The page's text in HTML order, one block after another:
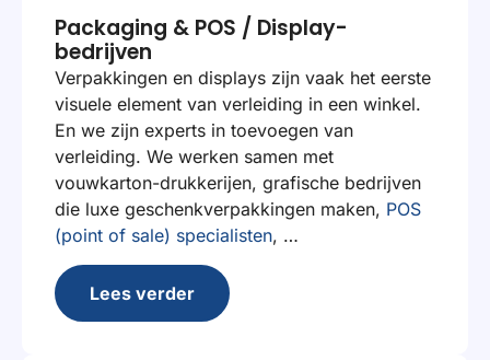
Packaging & POS / Display-
bedrijven
Verpakkingen en displays zijn vaak het eerste
visuele element van verleiding in een winkel.
En we zijn experts in toevoegen van
verleiding. We werken samen met
vouwkarton-drukkerijen, grafische bedrijven
die luxe geschenkverpakkingen maken, POS
(point of sale) specialisten, …
Lees verder